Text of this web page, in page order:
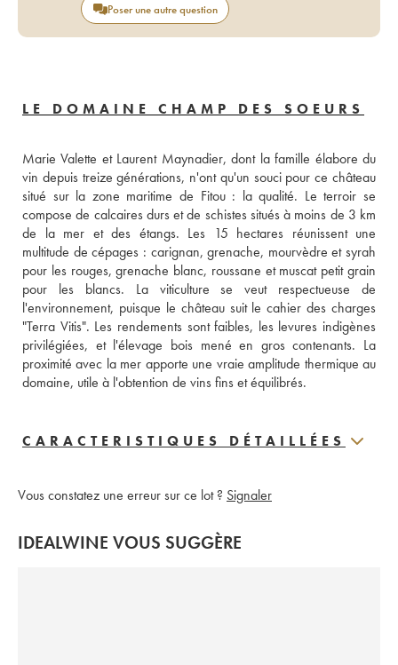
Poser une autre question
LE DOMAINE CHAMP DES SOEURS
Marie Valette et Laurent Maynadier, dont la famille élabore du
vin depuis treize générations, n'ont qu'un souci pour ce château
situé sur la zone maritime de Fitou : la qualité. Le terroir se
compose de calcaires durs et de schistes situés à moins de 3 km
de la mer et des étangs. Les 15 hectares réunissent une
multitude de cépages : carignan, grenache, mourvèdre et syrah
pour les rouges, grenache blanc, roussane et muscat petit grain
pour les blancs. La viticulture se veut respectueuse de
l'environnement, puisque le château suit le cahier des charges
"Terra Vitis". Les rendements sont faibles, les levures indigènes
privilégiées, et l'élevage bois mené en gros contenants. La
proximité avec la mer apporte une vraie amplitude thermique au
domaine, utile à l'obtention de vins fins et équilibrés.
CARACTERISTIQUES DÉTAILLÉES
Vous constatez une erreur sur ce lot ? Signaler
IDEALWINE VOUS SUGGÈRE